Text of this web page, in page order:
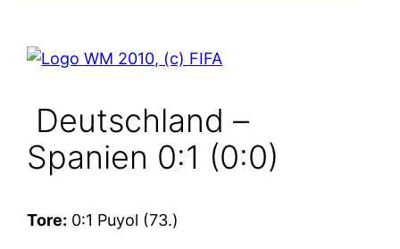
Deutschland –
Spanien 0:1 (0:0)
Tore: 0:1 Puyol (73.)